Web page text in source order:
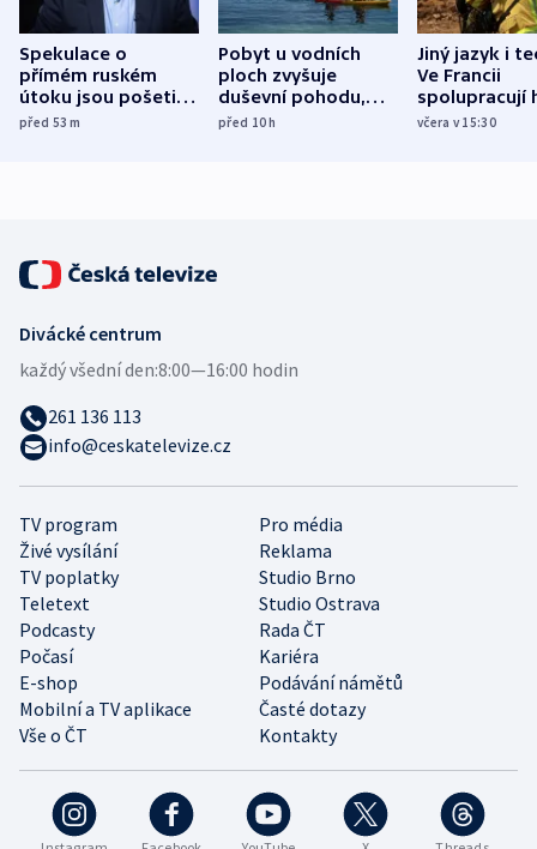
Spekulace o
přímém ruském
útoku jsou pošetilé,
míní estonský
před 53m
Pobyt u vodních
ploch zvyšuje
duševní pohodu,
ukázala
před 10h
Jiný jazyk i
Ve Francii
spolupracují
různých zemí
včera v 15:30
TV program
Pro média
Živé vysílání
Reklama
TV poplatky
Studio Brno
Teletext
Studio Ostrava
Podcasty
Rada ČT
Počasí
Kariéra
E-shop
Podávání námětů
Mobilní a TV aplikace
Časté dotazy
Vše o ČT
Kontakty
Divácké centrum
každý všední den:8:00—16:00 hodin
261 136 113
info@ceskatelevize.cz